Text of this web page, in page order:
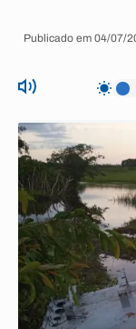
Publicado em 04/07/